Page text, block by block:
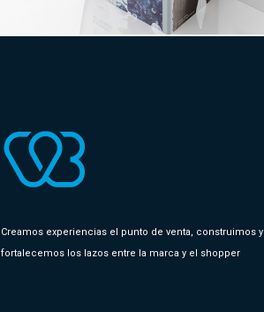
Creamos experiencias el punto de venta, construimos y
fortalecemos los lazos entre la marca y el shopper